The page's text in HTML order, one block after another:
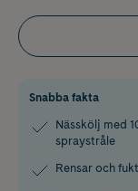
Snabba fakta
Nässkölj med
spraystråle
Rensar och